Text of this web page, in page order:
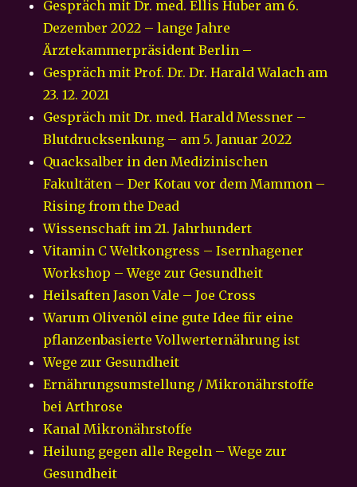
Gespräch mit Dr. med. Ellis Huber am 6.
Dezember 2022 – lange Jahre
Ärztekammerpräsident Berlin –
Gespräch mit Prof. Dr. Dr. Harald Walach am
23. 12. 2021
Gespräch mit Dr. med. Harald Messner –
Blutdrucksenkung – am 5. Januar 2022
Quacksalber in den Medizinischen
Fakultäten – Der Kotau vor dem Mammon –
Rising from the Dead
Wissenschaft im 21. Jahrhundert
Vitamin C Weltkongress – Isernhagener
Workshop – Wege zur Gesundheit
Heilsaften Jason Vale – Joe Cross
Warum Olivenöl eine gute Idee für eine
pflanzenbasierte Vollwerternährung ist
Wege zur Gesundheit
Ernährungsumstellung / Mikronährstoffe
bei Arthrose
Kanal Mikronährstoffe
Heilung gegen alle Regeln – Wege zur
Gesundheit